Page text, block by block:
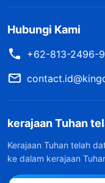
Hubungi Kami
+62-813-2496-
kerajaan Tuhan
Kerajaan Tuhan telah
ke dalam kerajaan